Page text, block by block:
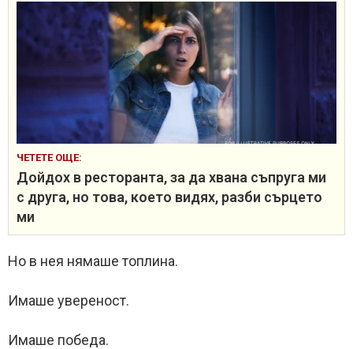
ЧЕТЕТЕ ОЩЕ:
Дойдох в ресторанта, за да хвана съпруга ми
с друга, но това, което видях, разби сърцето
ми
Но в нея нямаше топлина.
Имаше увереност.
Имаше победа.